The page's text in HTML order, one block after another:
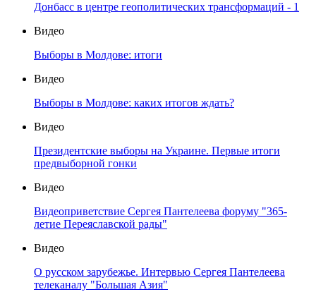
Донбасс в центре геополитических трансформаций - 1
Видео
Выборы в Молдове: итоги
Видео
Выборы в Молдове: каких итогов ждать?
Видео
Президентские выборы на Украине. Первые итоги
предвыборной гонки
Видео
Видеоприветствие Сергея Пантелеева форуму "365-
летие Переяславской рады"
Видео
О русском зарубежье. Интервью Сергея Пантелеева
телеканалу "Большая Азия"